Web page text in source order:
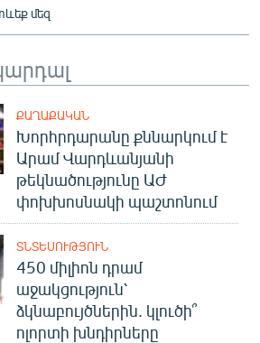
կայքերը
մեզ
ՔԱՂԱՔԱԿԱՆ
Խորհրդարանը քննարկում է
Արամ Վարդևանյանի
թեկնածությունը ԱԺ
փոխխոսնակի պաշտոնում
ՏՆՏԵՍՈՒԹՅՈՒՆ
450 միլիոն դրամ
աջակցություն՝
ձկնաբույծներին. կլուծի՞
ոլորտի խնդիրները